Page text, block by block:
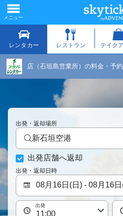
店（石垣島営業所）の料金・予約
出発・返却場所
新石垣空港
出発店舗へ返却
出発・返却日時
出発